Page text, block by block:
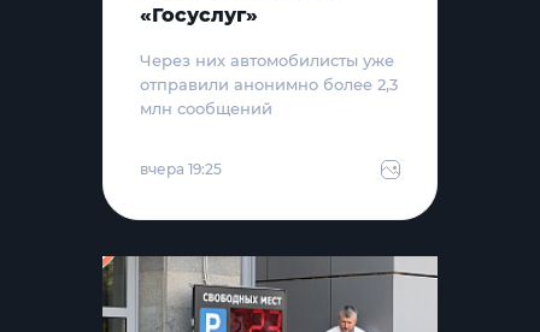
«Госуслуг»
Через них автомобилисты уже
отправили анонимно более 2,3
млн сообщений
вчера 19:25